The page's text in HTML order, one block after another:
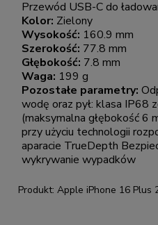
Przewód USB-C do
Kolor: Zielony
Wysokość: 160.9 mm
Szerokość: 77.8 mm
Głębokość: 7.8 mm
Waga: 199 g
Pozostałe parametry:
wodę oraz pył: klasa IP68
(maksymalna głębokość 6
przy użyciu technologii
aparacie TrueDepth
wykrywanie wypadków
Produkt: Apple iPhone 16